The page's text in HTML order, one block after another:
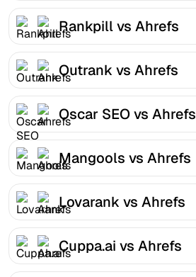
Rankpill vs Ahrefs
Outrank vs Ahrefs
Oscar SEO vs Ahrefs
Mangools vs Ahrefs
Lovarank vs Ahrefs
Cuppa.ai vs Ahrefs